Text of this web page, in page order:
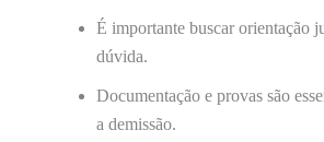
É importante buscar orientação
dúvida.
Documentação e provas são
a demissão.